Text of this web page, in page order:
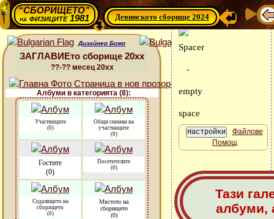
“СБОРИЩЕТО”
нафизиците 1981 Девинското сборище 2024
Дизайнер Божо
ЗАГЛАВИЕто сборище 20xx
??-?? месец 20xx
Албуми в категорията (8):
Участниците
(0)
Общи снимки на
участниците
(0)
Гостите
(0)
Посетителите
(0)
Седалището на
сборището
(0)
Мястото на
сборището
(0)
Файлове
Помощ
Тази
албуми,